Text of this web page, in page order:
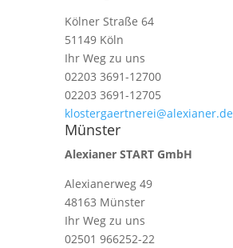
Kölner Straße 64
51149 Köln
Ihr Weg zu uns
02203 3691-12700
02203 3691-12705
klostergaertnerei@alexianer.de
Münster
Alexianer START GmbH
Alexianerweg 49
48163 Münster
Ihr Weg zu uns
02501 966252-22